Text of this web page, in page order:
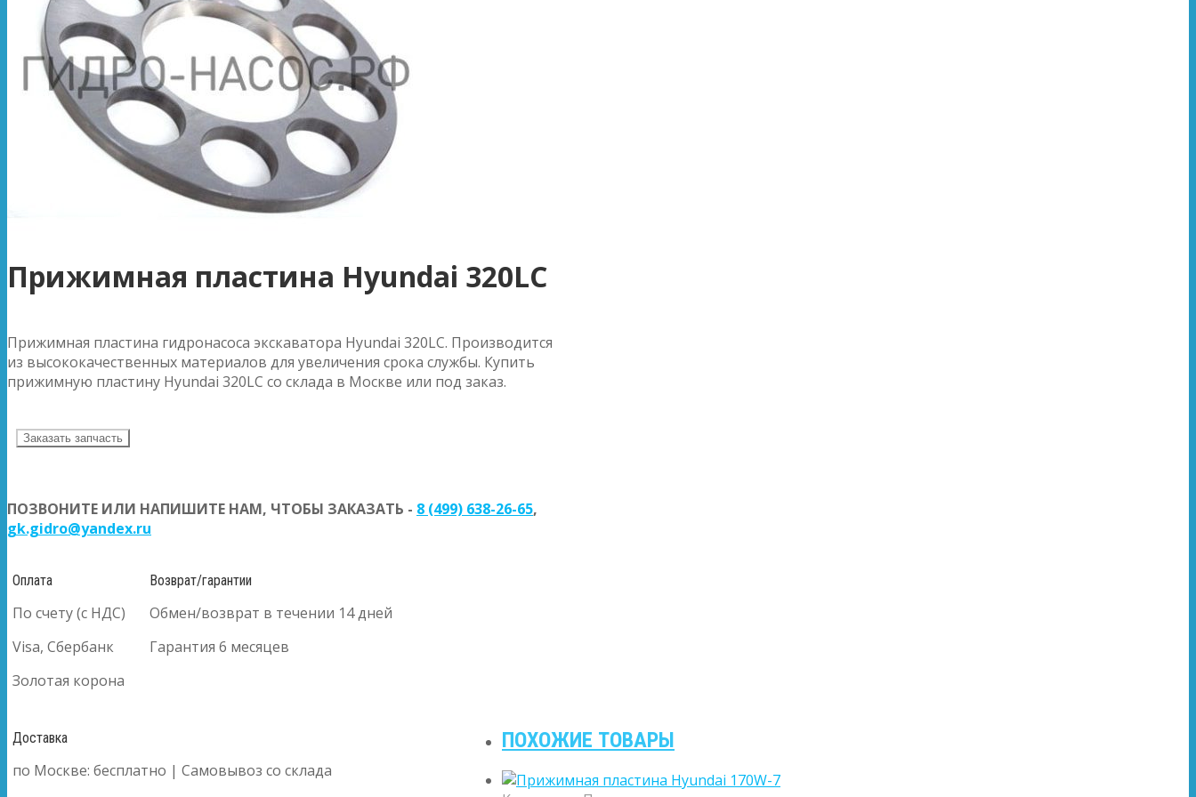
Прижимная пластина Hyundai 320LC
Прижимная пластина гидронасоса экскаватора Hyundai 320LC. Производится
из высококачественных материалов для увеличения срока службы. Купить
прижимную пластину Hyundai 320LC со склада в Москве или под заказ.
Заказать запчасть
ПОЗВОНИТЕ ИЛИ НАПИШИТЕ НАМ, ЧТОБЫ ЗАКАЗАТЬ - 8 (499) 638-26-65,
gk.gidro@yandex.ru
Оплата
По счету (с НДС)
Visa, Сбербанк
Золотая корона
Возврат/гарантии
Обмен/возврат в течении 14 дней
Гарантия 6 месяцев
Доставка
по Москве: бесплатно | Самовывоз со склада
ПОХОЖИЕ ТОВАРЫ